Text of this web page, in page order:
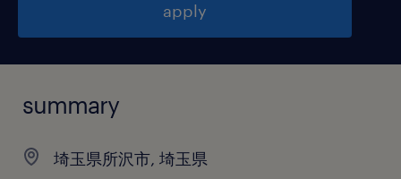
apply
summary
埼玉県所沢市, 埼玉県